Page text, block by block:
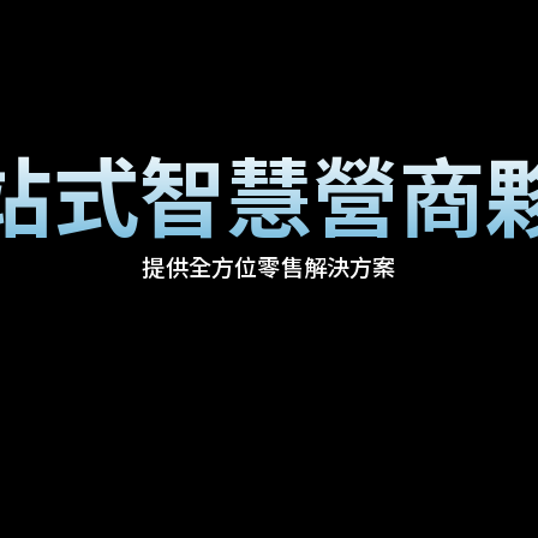
式智慧營商
提供全方位零售解決方案